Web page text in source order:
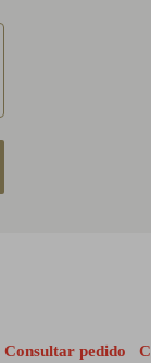
Consultar pedido